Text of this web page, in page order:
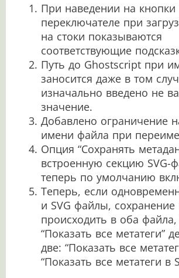
При наведении на кнопки
переключателе при
на стоки показываются
соответствующие
Путь до Ghostscript при
заносится даже в том
изначально введено не
значение.
Добавлено ограничение
имени файла при
Опция “Сохранять
встроенную секцию SVG-
теперь по умолчанию
Теперь, если
и SVG файлы,
происходить в оба
“Показать все метатеги”
две: “Показать все
“Показать все метатеги в